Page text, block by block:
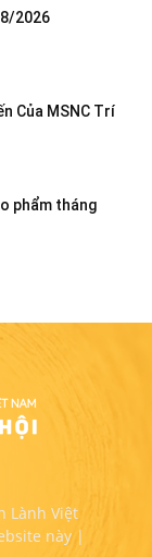
2026
Của MSNC Trí
phẩm tháng
Lành Việt
này |